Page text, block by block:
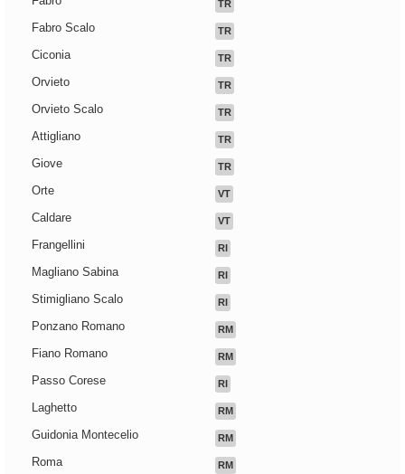
TR
Fabro Scalo TR
Ciconia TR
Orvieto TR
Orvieto Scalo TR
Attigliano TR
Giove TR
Orte VT
Caldare VT
Frangellini RI
Magliano Sabina RI
Stimigliano Scalo RI
Ponzano Romano RM
Fiano Romano RM
Passo Corese RI
Laghetto RM
Guidonia Montecelio RM
Roma RM